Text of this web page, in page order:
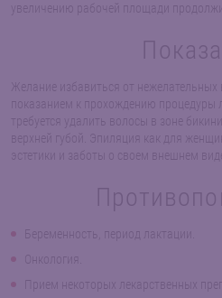
увеличению рабочей площади
Желание избавиться от нежелательных
показанием к прохождению процедуры
требуется удалить волосы в зоне
верхней губой. Эпиляция как для
эстетики и заботы о своем внешнем
Беременность, период лактации.
Онкология.
Прием некоторых лекарственных